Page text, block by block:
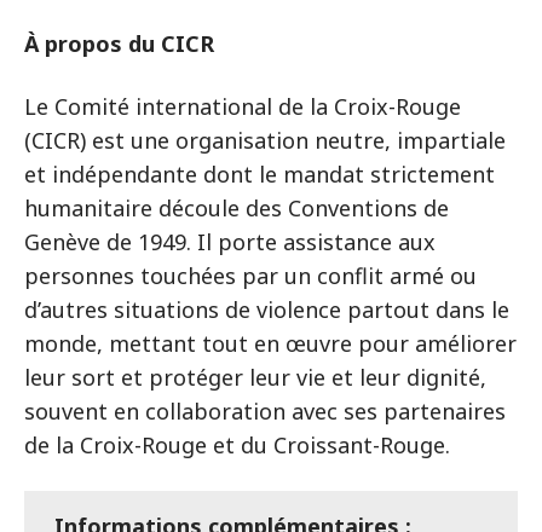
À propos du CICR
Le Comité international de la Croix-Rouge
(CICR) est une organisation neutre, impartiale
et indépendante dont le mandat strictement
humanitaire découle des Conventions de
Genève de 1949. Il porte assistance aux
personnes touchées par un conflit armé ou
d’autres situations de violence partout dans le
monde, mettant tout en œuvre pour améliorer
leur sort et protéger leur vie et leur dignité,
souvent en collaboration avec ses partenaires
de la Croix-Rouge et du Croissant-Rouge.
Informations complémentaires :